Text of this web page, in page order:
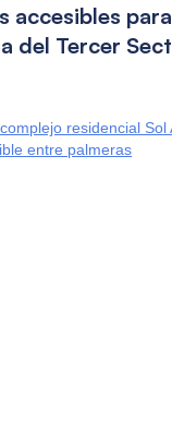
accesibles
del Tercer